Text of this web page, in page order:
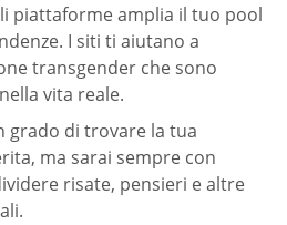
piattaforme amplia il tuo pool
I siti ti aiutano a
transgender che sono
vita reale.
grado di trovare la tua
ma sarai sempre con
risate, pensieri e altre